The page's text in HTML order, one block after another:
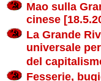
Mao sulla
cinese
La Grande
universale
del
Fesserie,